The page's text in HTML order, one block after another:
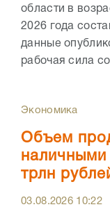
области в
2026 года
данные
рабочая сила
Экономика
Объем
наличными
трлн
03.08.2026 10:22